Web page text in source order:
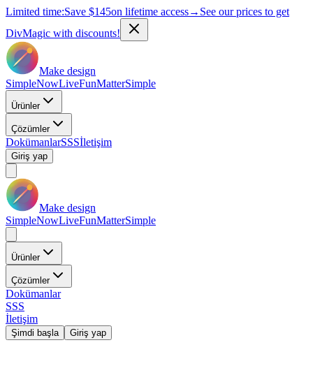
Limited time:Save $145on lifetime access→ See our prices to get
DivMagic with discounts!
Make design
SimpleNowLiveFunMatterSimple
Ürünler
Çözümler
DokümanlarSSSİletişim
Giriş yap
Make design
SimpleNowLiveFunMatterSimple
Ürünler
Çözümler
Dokümanlar
SSS
İletişim
Şimdi başla Giriş yap